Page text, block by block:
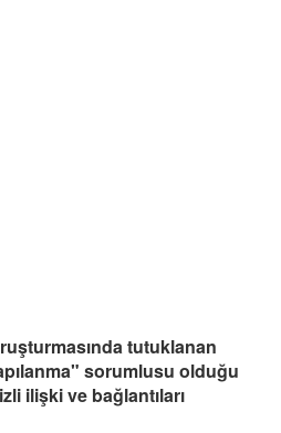
tutuklanan
sorumlusu olduğu
ilişki ve bağlantıları